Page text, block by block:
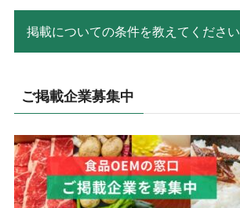
掲載についての条件を教えてください
ご掲載企業募集中